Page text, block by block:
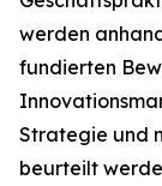
werden
fundierten
Strategie und
beurteilt